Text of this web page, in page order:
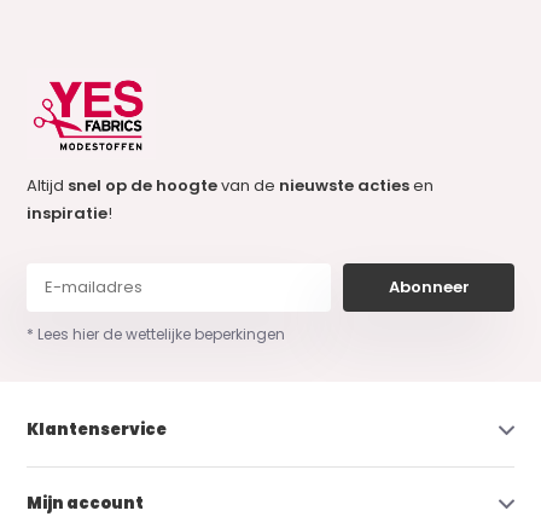
Altijd snel op de hoogtevan de nieuwste actiesen
inspiratie!
Abonneer
* Lees hier de wettelijke beperkingen
Klantenservice
Mijn account